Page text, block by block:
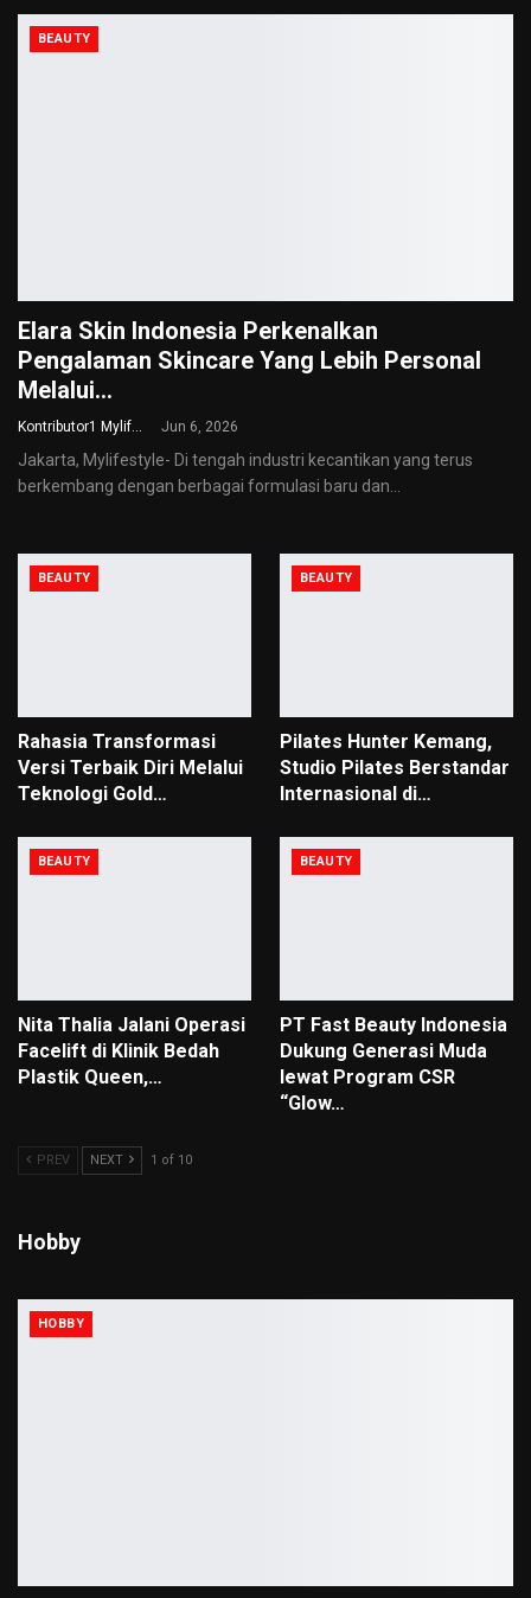
BEAUTY
Elara Skin Indonesia Perkenalkan
Pengalaman Skincare Yang Lebih Personal
Melalui…
Kontributor1 Mylifestyle Jun 6, 2026
Jakarta, Mylifestyle- Di tengah industri kecantikan yang terus
berkembang dengan berbagai formulasi baru dan…
BEAUTY
Rahasia Transformasi
Versi Terbaik Diri Melalui
Teknologi Gold…
BEAUTY
Pilates Hunter Kemang,
Studio Pilates Berstandar
Internasional di…
BEAUTY
Nita Thalia Jalani Operasi
Facelift di Klinik Bedah
Plastik Queen,…
BEAUTY
PT Fast Beauty Indonesia
Dukung Generasi Muda
lewat Program CSR
“Glow…
PREV NEXT 1 of 10
Hobby
HOBBY